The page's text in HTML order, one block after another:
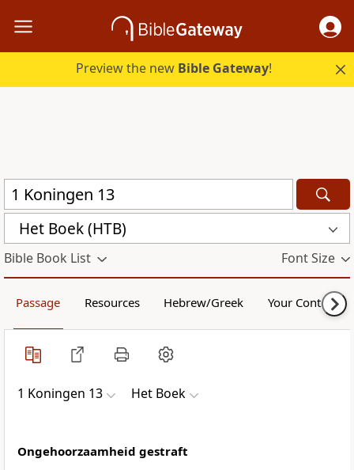
Preview the new Bible Gateway!
Het Boek (HTB)
Bible Book List Font Size
Passage Resources Hebrew/Greek Your Content
1 Koningen 13 Het Boek
Ongehoorzaamheid gestraft